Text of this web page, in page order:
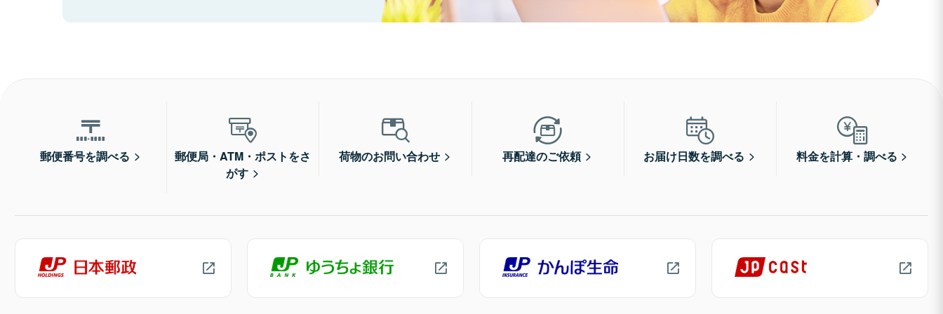
郵便番号を調べる
郵便局・ATM・ポストをさ
がす
荷物のお問い合わせ 再配達のご依頼 お届け日数を調べる 料金を計算・調べる